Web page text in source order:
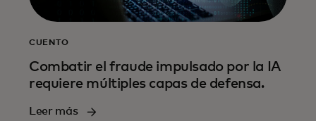
CUENTO
Combatir el fraude impulsado por la IA
requiere múltiples capas de defensa.
Leer más